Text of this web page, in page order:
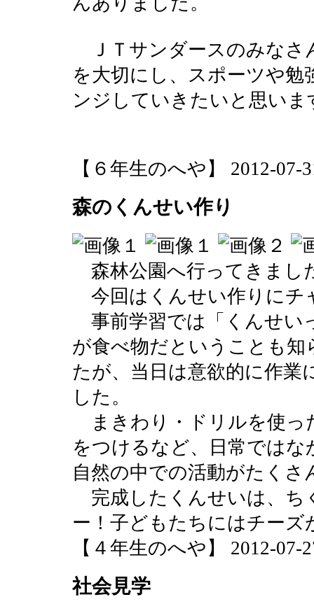
ＪＴサンダースのみなさ
を大切にし、スポーツや
ンジしていきたいと思いま
【６年生のへや】 2012-07-
森のくんせい作り
森林公園へ行ってきまし
今回はくんせい作りに
事前学習では「くんせい
が食べ物だということも
たが、当日は意欲的に作業
した。
まきわり・ドリルを使っ
をつけるなど、日常では
自然の中での活動がたくさ
完成したくんせいは、ち
ー！子どもたちにはチー
【４年生のへや】 2012-07-
社会見学